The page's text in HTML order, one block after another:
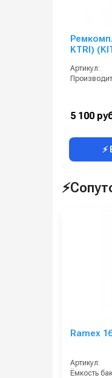
KTRI)
Артикул:
5 100
Ramex
Артикул:
Ёмкость